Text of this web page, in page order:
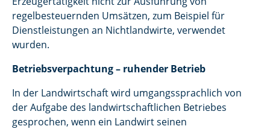
regelbesteuernden Umsätzen, zum Beispiel für
Dienstleistungen an Nichtlandwirte, verwendet
wurden.
Betriebsverpachtung – ruhender Betrieb
In der Landwirtschaft wird umgangssprachlich von
der Aufgabe des landwirtschaftlichen Betriebes
gesprochen, wenn ein Landwirt seinen